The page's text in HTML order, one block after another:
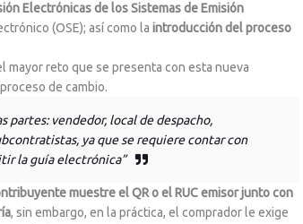
Electrónicas de los Sistemas de Emisión
(OSE); así como la introducción del proceso
mayor reto que se presenta con esta nueva
de cambio.
partes: vendedor, local de despacho,
ya que se requiere contar con
la guía electrónica”
muestre el QR o el RUC emisor junto con
, sin embargo, en la práctica, el comprador le exige